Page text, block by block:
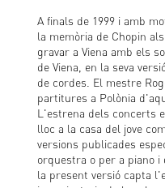
A finals de 1999 i amb
la memòria de Chopin
gravar a Viena amb els
de Viena, en la seva
de cordes. El mestre
partitures a Polònia
L'estrena dels concerts
lloc a la casa del jove
versions publicades
orquestra o per a piano
la present versió capta